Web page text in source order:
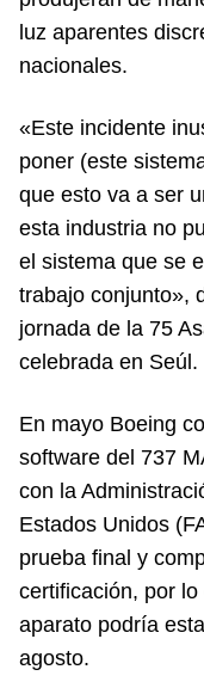
luz aparentes
nacionales.
«Este incidente
poner (este
que esto va a ser
esta industria no
el sistema que se
trabajo conjunto»,
jornada de la 75
celebrada en Seúl.
En mayo Boeing
software del 737
con la
Estados Unidos
prueba final y
certificación, por
aparato podría
agosto.